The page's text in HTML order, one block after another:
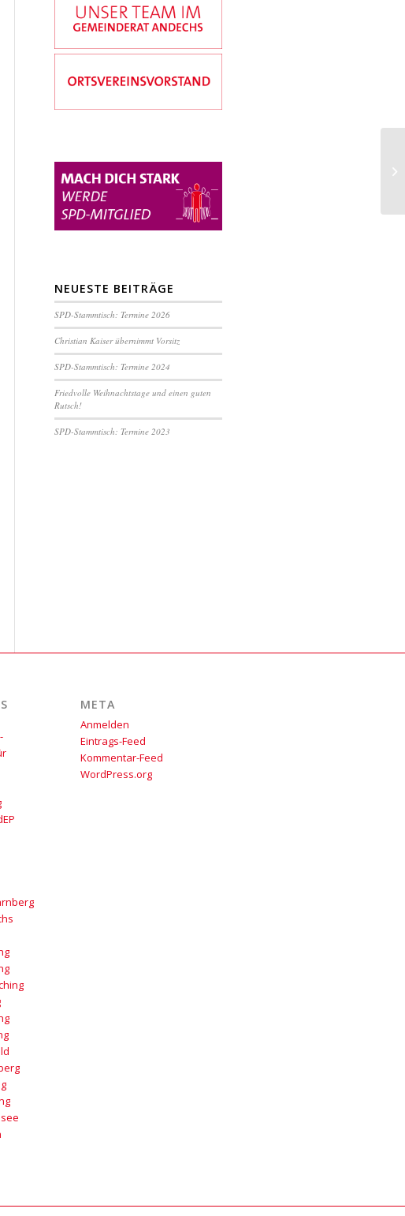
NEUESTE BEITRÄGE
SPD-Stammtisch: Termine 2026
Christian Kaiser übernimmt Vorsitz
SPD-Stammtisch: Termine 2024
Friedvolle Weihnachtstage und einen guten
Rutsch!
SPD-Stammtisch: Termine 2023
META
Anmelden
Eintrags-Feed
Kommentar-Feed
WordPress.org